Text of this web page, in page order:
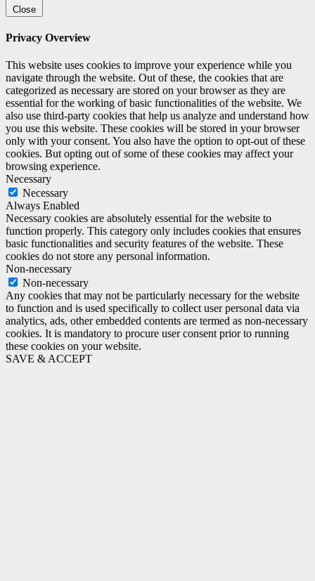
Close
Privacy Overview
This website uses cookies to improve your experience while you
navigate through the website. Out of these, the cookies that are
categorized as necessary are stored on your browser as they are
essential for the working of basic functionalities of the website. We
also use third-party cookies that help us analyze and understand how
you use this website. These cookies will be stored in your browser
only with your consent. You also have the option to opt-out of these
cookies. But opting out of some of these cookies may affect your
browsing experience.
Necessary
Necessary
Always Enabled
Necessary cookies are absolutely essential for the website to
function properly. This category only includes cookies that ensures
basic functionalities and security features of the website. These
cookies do not store any personal information.
Non-necessary
Non-necessary
Any cookies that may not be particularly necessary for the website
to function and is used specifically to collect user personal data via
analytics, ads, other embedded contents are termed as non-necessary
cookies. It is mandatory to procure user consent prior to running
these cookies on your website.
SAVE & ACCEPT